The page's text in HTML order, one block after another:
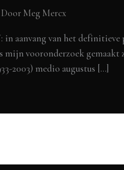
Meg Mercx
in aanvang van het
mijn vooronderzoek gemaakt
2003) medio augustus […]